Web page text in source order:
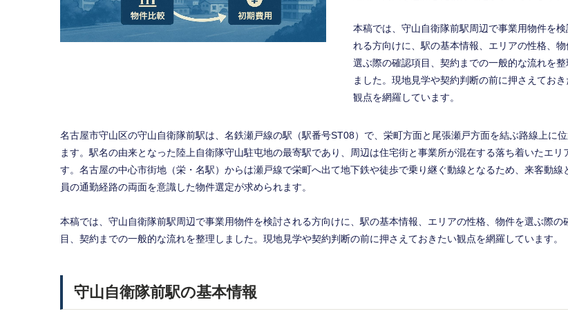
本稿では、守山自衛隊前駅周辺で事業用物件を検
れる方向けに、駅の基本情報、エリアの性格、物
選ぶ際の確認項目、契約までの一般的な流れを整
ました。現地見学や契約判断の前に押さえておき
観点を網羅しています。
名古屋市守山区の守山自衛隊前駅は、名鉄瀬戸線の駅（駅番号ST08）で、栄町方面と尾張瀬戸方面を結ぶ路線上に位
ます。駅名の由来となった陸上自衛隊守山駐屯地の最寄駅であり、周辺は住宅街と事業所が混在する落ち着いたエリ
す。名古屋の中心市街地（栄・名駅）からは瀬戸線で栄町へ出て地下鉄や徒歩で乗り継ぐ動線となるため、来客動線
員の通勤経路の両面を意識した物件選定が求められます。
本稿では、守山自衛隊前駅周辺で事業用物件を検討される方向けに、駅の基本情報、エリアの性格、物件を選ぶ際の
目、契約までの一般的な流れを整理しました。現地見学や契約判断の前に押さえておきたい観点を網羅しています。
守山自衛隊前駅の基本情報